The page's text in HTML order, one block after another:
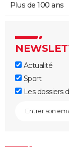
Plus de 100 ans
Actualité
Sport
Les dossiers